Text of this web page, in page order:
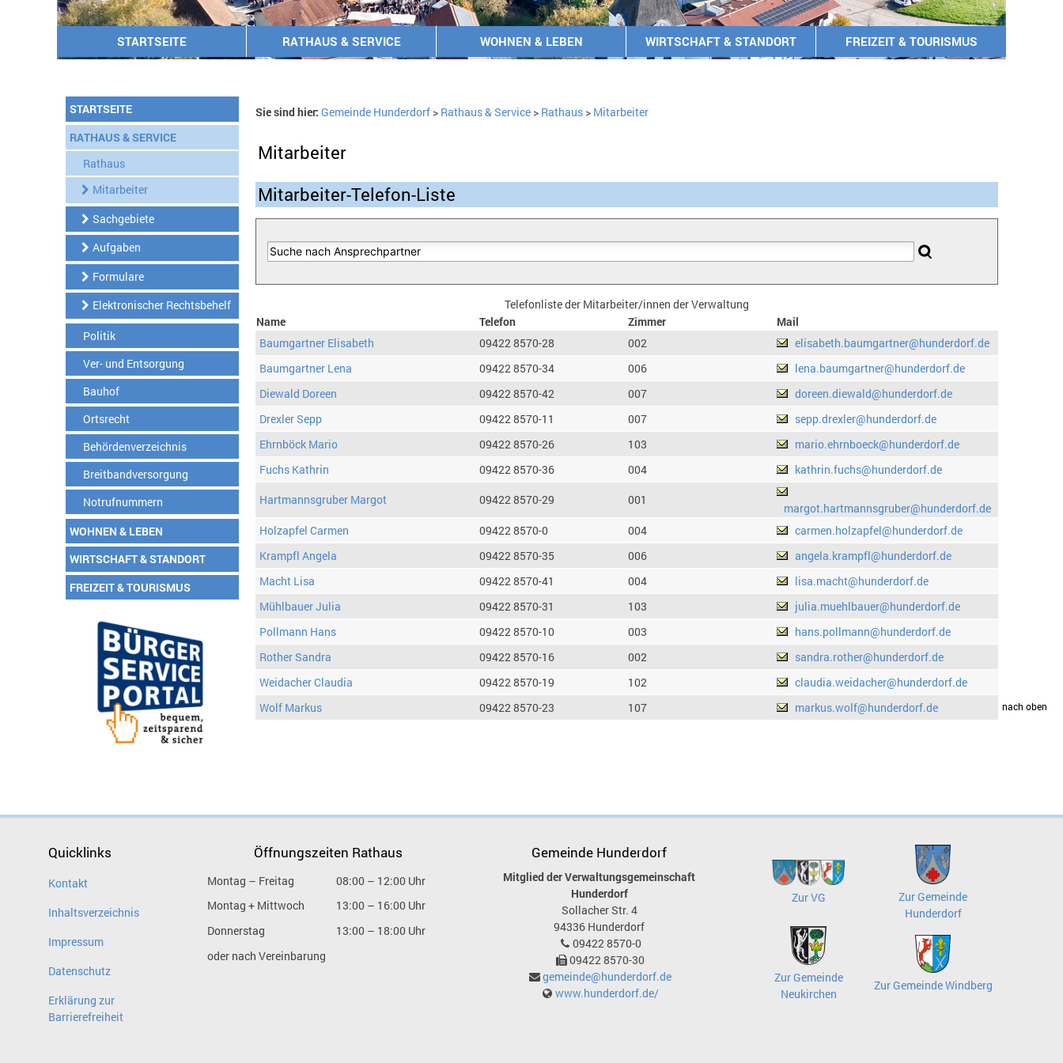
STARTSEITE RATHAUS & SERVICE WOHNEN & LEBEN WIRTSCHAFT & STANDORT FREIZEIT & TOURISMUS
STARTSEITE
RATHAUS & SERVICE
Rathaus
Mitarbeiter
Sachgebiete
Aufgaben
Formulare
Elektronischer Rechtsbehelf
Politik
Ver- und Entsorgung
Bauhof
Ortsrecht
Behördenverzeichnis
Breitbandversorgung
Notrufnummern
WOHNEN & LEBEN
WIRTSCHAFT & STANDORT
FREIZEIT & TOURISMUS
Sie sind hier: Gemeinde Hunderdorf> Rathaus & Service> Rathaus> Mitarbeiter
Mitarbeiter
Mitarbeiter-Telefon-Liste
Telefonliste der Mitarbeiter/innen der Verwaltung
Name
Telefon Zimmer
Mail
Baumgartner Elisabeth
09422 8570-28 002
elisabeth.baumgartner@hunderdorf.de
Baumgartner Lena
09422 8570-34 006
lena.baumgartner@hunderdorf.de
Diewald Doreen
09422 8570-42 007
doreen.diewald@hunderdorf.de
Drexler Sepp
09422 8570-11 007
sepp.drexler@hunderdorf.de
Ehrnböck Mario
09422 8570-26 103
mario.ehrnboeck@hunderdorf.de
Fuchs Kathrin
09422 8570-36 004
kathrin.fuchs@hunderdorf.de
Hartmannsgruber Margot
09422 8570-29 001
margot.hartmannsgruber@hunderdorf.de
Holzapfel Carmen
09422 8570-0 004
carmen.holzapfel@hunderdorf.de
Krampfl Angela
09422 8570-35 006
angela.krampfl@hunderdorf.de
Macht Lisa
09422 8570-41 004
lisa.macht@hunderdorf.de
Mühlbauer Julia
09422 8570-31 103
julia.muehlbauer@hunderdorf.de
Pollmann Hans
09422 8570-10 003
hans.pollmann@hunderdorf.de
Rother Sandra
09422 8570-16 002
sandra.rother@hunderdorf.de
Weidacher Claudia
09422 8570-19 102
claudia.weidacher@hunderdorf.de
Wolf Markus
09422 8570-23 107 markus.wolf@hunderdorf.dedrucken nach oben
Quicklinks
Kontakt
Inhaltsverzeichnis
Impressum
Datenschutz
Erklärung zur
Barrierefreiheit
Öffnungszeiten Rathaus
Montag – Freitag
08:00 – 12:00 Uhr
Montag + Mittwoch
13:00 – 16:00 Uhr
Donnerstag
13:00 – 18:00 Uhr
oder nach Vereinbarung
Gemeinde Hunderdorf
Mitglied der Verwaltungsgemeinschaft
Hunderdorf
Sollacher Str. 4
94336 Hunderdorf
09422 8570-0
09422 8570-30
gemeinde@hunderdorf.de
www.hunderdorf.de/
Zur VG
Zur Gemeinde
Hunderdorf
Zur Gemeinde
Neukirchen
Zur Gemeinde Windberg